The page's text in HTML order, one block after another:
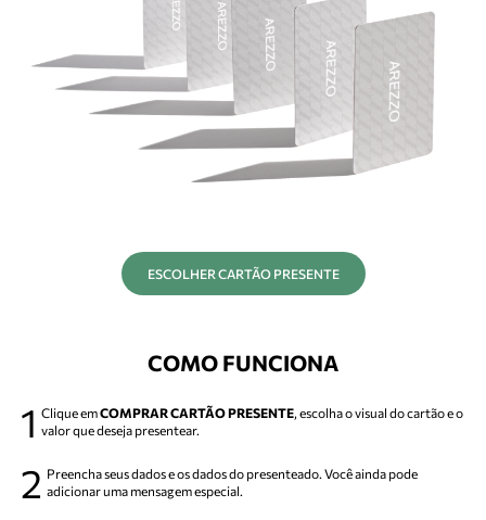
ESCOLHER CARTÃO PRESENTE
COMO FUNCIONA
1 Clique emCOMPRAR CARTÃO PRESENTE, escolha o visual do cartão e o
valor que deseja presentear.
2 Preencha seus dados e os dados do presenteado. Você ainda pode
adicionar uma mensagem especial.